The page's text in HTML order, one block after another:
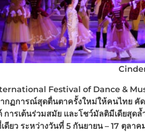
Festival of Dance &
กฏการณ์สุดตื่นตาครั้งใหม่ให้คนไทย คั
การเต้นร่วมสมัย และโชว์มัลติมีเดียสุ
ดียว ระหว่างวันที่ 5 กันยายน – 17 ตุล